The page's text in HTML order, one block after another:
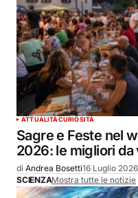
ATTUALITÀCURIOSITÀ
Sagre e Feste nel
2026: le migliori da
di Andrea Bosetti16 Luglio
SCIENZAMostra tutte le notizie